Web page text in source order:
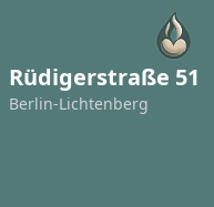
Rüdigerstraße 51
Berlin-Lichtenberg